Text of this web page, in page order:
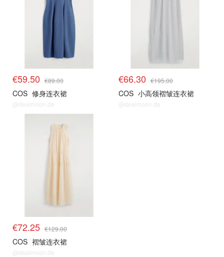
€59.50 €89.00
COS 修身连衣裙
@dealmoon.de
€66.30 €195.00
COS 小高领褶皱连衣裙
@dealmoon.de
€72.25 €129.00
COS 褶皱连衣裙
@dealmoon.de